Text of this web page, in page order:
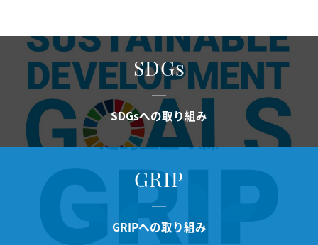
SDGs
SDGsへの取り組み
GRIP
GRIPへの取り組み